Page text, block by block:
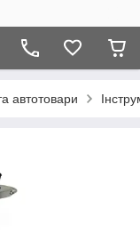
автотовари